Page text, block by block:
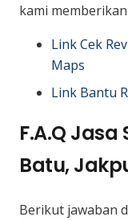
kami
Link Cek
Maps
Link Bantu
F.A.Q
Batu,
Berikut jawaban